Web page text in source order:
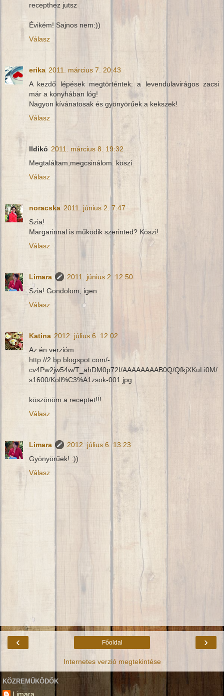
recepthez jutsz
Évikém! Sajnos nem:))
Válasz
erika 2011. március 7. 20:43
A kezdő lépések megtörténtek: a levendulavirágos zacsi
már a konyhában lóg!
Nagyon kívánatosak és gyönyörűek a kekszek!
Válasz
Ildikó 2011. március 8. 19:32
Megtaláltam,megcsinálom. köszi
Válasz
noracska 2011. június 2. 7:47
Szia!
Margarinnal is működik szerinted? Köszi!
Válasz
Limara
2011. június 2. 12:50
Szia! Gondolom, igen..
Válasz
Katina 2012. július 6. 12:02
Az én verzióm:
http://2.bp.blogspot.com/-
cv4Pw2jw54w/T_ahDM0p72I/AAAAAAAAB0Q/QfkjXKuLi0M/
s1600/Koll%C3%A1zsok-001.jpg
köszönöm a receptet!!!
Válasz
Limara
2012. július 6. 13:23
Gyönyörűek! :))
Válasz
‹ ›
Főoldal
Internetes verzió megtekintése
KÖZREMŰKÖDŐK
Limara